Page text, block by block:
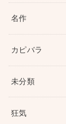
名作
カピバラ
未分類
狂気